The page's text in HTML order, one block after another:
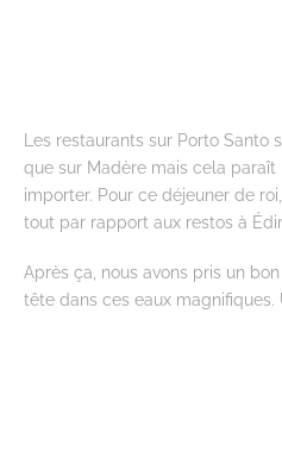
Les restaurants sur Porto Santo
que sur Madère mais cela
importer. Pour ce déjeuner de
tout par rapport aux restos à
Après ça, nous avons pris un
tête dans ces eaux magnifiques.